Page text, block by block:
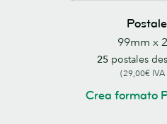
99mm x
25postales
(29,00€
Crea formato